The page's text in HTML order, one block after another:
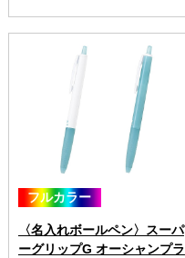
フルカラー
〈名入れボールペン〉スーパ
ーグリップG オーシャンプラ